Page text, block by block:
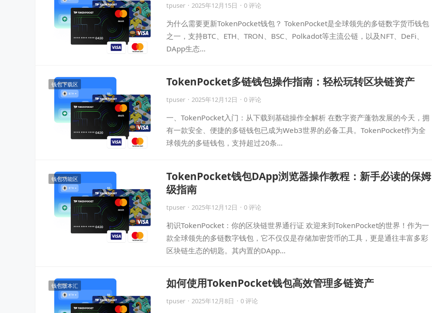
tpuser · 2025年12月15日 · 0 评论
为什么需要更新TokenPocket钱包？ TokenPocket是全球领先的多链数字货币钱包
之一，支持BTC、ETH、TRON、BSC、Polkadot等主流公链，以及NFT、DeFi、
DApp生态…
钱包下载区 TokenPocket多链钱包操作指南：轻松玩转区块链资产
tpuser · 2025年12月12日 · 0 评论
一、TokenPocket入门：从下载到基础操作全解析 在数字资产蓬勃发展的今天，拥
有一款安全、便捷的多链钱包已成为Web3世界的必备工具。TokenPocket作为全
球领先的多链钱包，支持超过20条…
钱包功能区
TokenPocket钱包DApp浏览器操作教程：新手必读的保姆
级指南
tpuser · 2025年12月12日 · 0 评论
初识TokenPocket：你的区块链世界通行证 欢迎来到TokenPocket的世界！作为一
款全球领先的多链数字钱包，它不仅仅是存储加密货币的工具，更是通往丰富多彩
区块链生态的钥匙。其内置的DApp…
钱包版本汇 如何使用TokenPocket钱包高效管理多链资产
tpuser · 2025年12月8日 · 0 评论